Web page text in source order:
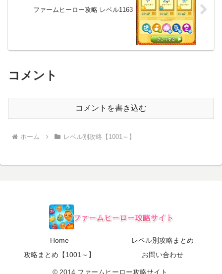
ファームヒーロー攻略 レベル1163
コメント
コメントを書き込む
ホーム レベル別攻略【1001～】
Home
レベル別攻略まとめ
攻略まとめ【1001～】
お問い合わせ
© 2014 ファームヒーロー攻略サイト.